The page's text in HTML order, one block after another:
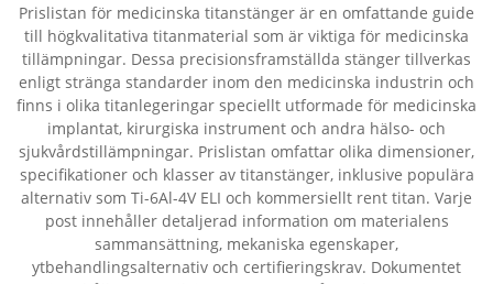
Prislistan för medicinska titanstänger är en omfattande guide
till högkvalitativa titanmaterial som är viktiga för medicinska
tillämpningar. Dessa precisionsframställda stänger tillverkas
enligt stränga standarder inom den medicinska industrin och
finns i olika titanlegeringar speciellt utformade för medicinska
implantat, kirurgiska instrument och andra hälso- och
sjukvårdstillämpningar. Prislistan omfattar olika dimensioner,
specifikationer och klasser av titanstänger, inklusive populära
alternativ som Ti-6Al-4V ELI och kommersiellt rent titan. Varje
post innehåller detaljerad information om materialens
sammansättning, mekaniska egenskaper,
ytbehandlingsalternativ och certifieringskrav. Dokumentet